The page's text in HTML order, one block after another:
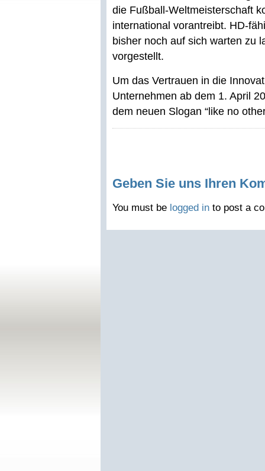
die Fußball-Weltmeisterschaft
international vorantreibt. HD-
bisher noch auf sich warten zu
vorgestellt.
Um das Vertrauen in die
Unternehmen ab dem 1. April
dem neuen Slogan “like no
Geben Sie uns Ihren
You must be logged in to post a